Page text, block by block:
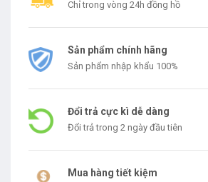
Chỉ trong vòng 24h đồng hồ
Sản phẩm chính hãng
Sản phẩm nhập khẩu 100%
Đổi trả cực kì dễ dàng
Đổi trả trong 2 ngày đầu tiên
Mua hàng tiết kiệm